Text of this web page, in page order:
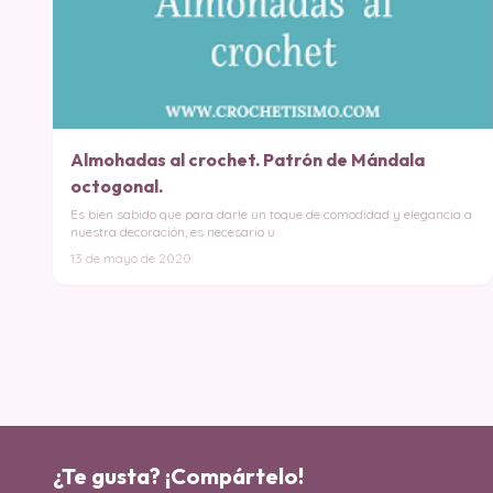
Almohadas al crochet. Patrón de Mándala
octogonal.
Es bien sabido que para darle un toque de comodidad y elegancia a
nuestra decoración, es necesario u
13 de mayo de 2020
¿Te gusta? ¡Compártelo!